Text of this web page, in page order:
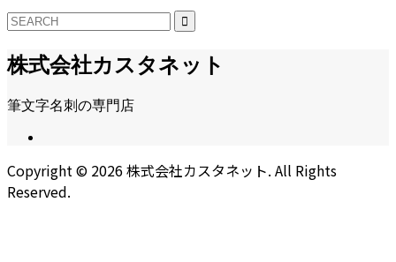
株式会社カスタネット
筆文字名刺の専門店
Copyright © 2026株式会社カスタネット. All Rights
Reserved.